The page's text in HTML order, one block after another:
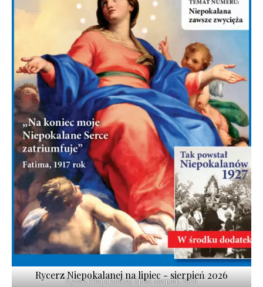
Rycerz Niepokalanej lipiec-sierpień 2026
Rycerz Niepokalanej na lipiec - sierpień 2026